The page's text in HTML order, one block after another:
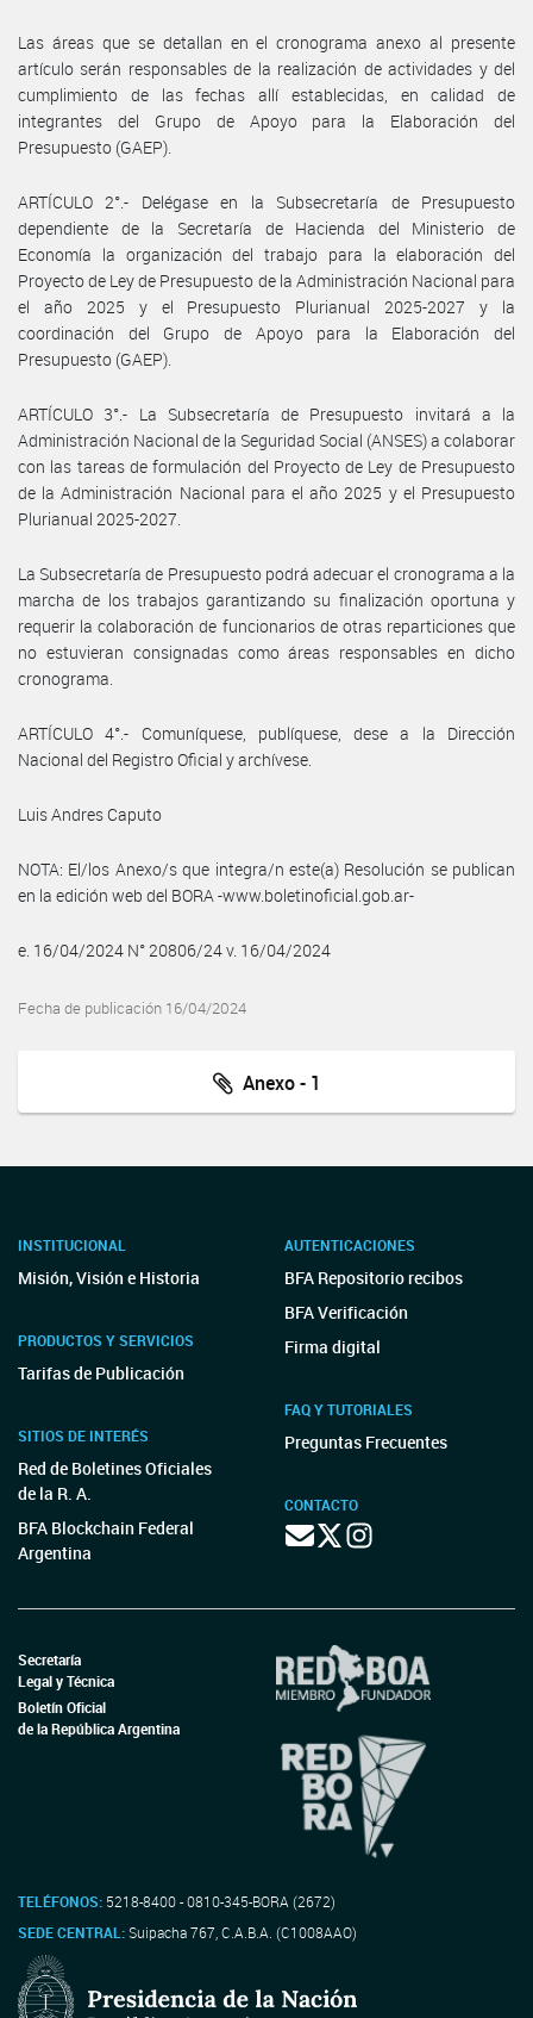
Las áreas que se detallan en el cronograma anexo al presente
artículo serán responsables de la realización de actividades y del
cumplimiento de las fechas allí establecidas, en calidad de
integrantes del Grupo de Apoyo para la Elaboración del
Presupuesto (GAEP).
ARTÍCULO 2°.- Delégase en la Subsecretaría de Presupuesto
dependiente de la Secretaría de Hacienda del Ministerio de
Economía la organización del trabajo para la elaboración del
Proyecto de Ley de Presupuesto de la Administración Nacional para
el año 2025 y el Presupuesto Plurianual 2025-2027 y la
coordinación del Grupo de Apoyo para la Elaboración del
Presupuesto (GAEP).
ARTÍCULO 3°.- La Subsecretaría de Presupuesto invitará a la
Administración Nacional de la Seguridad Social (ANSES) a colaborar
con las tareas de formulación del Proyecto de Ley de Presupuesto
de la Administración Nacional para el año 2025 y el Presupuesto
Plurianual 2025-2027.
La Subsecretaría de Presupuesto podrá adecuar el cronograma a la
marcha de los trabajos garantizando su finalización oportuna y
requerir la colaboración de funcionarios de otras reparticiones que
no estuvieran consignadas como áreas responsables en dicho
cronograma.
ARTÍCULO 4°.- Comuníquese, publíquese, dese a la Dirección
Nacional del Registro Oficial y archívese.
Luis Andres Caputo
NOTA: El/los Anexo/s que integra/n este(a) Resolución se publican
en la edición web del BORA -www.boletinoficial.gob.ar-
e. 16/04/2024 N° 20806/24 v. 16/04/2024
Fecha de publicación 16/04/2024
Anexo - 1
INSTITUCIONAL
Misión, Visión e Historia
PRODUCTOS Y SERVICIOS
Tarifas de Publicación
SITIOS DE INTERÉS
Red de Boletines Oficiales
de la R. A.
BFA Blockchain Federal
Argentina
AUTENTICACIONES
BFA Repositorio recibos
BFA Verificación
Firma digital
FAQ Y TUTORIALES
Preguntas Frecuentes
CONTACTO
Secretaría
Legal y Técnica
Boletín Oficial
de la República Argentina
TELÉFONOS: 5218-8400 - 0810-345-BORA (2672)
SEDE CENTRAL:Suipacha 767, C.A.B.A. (C1008AAO)